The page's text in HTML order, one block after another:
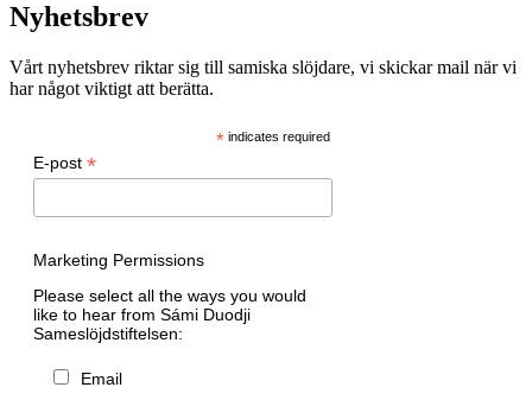
Nyhetsbrev
Vårt nyhetsbrev riktar sig till samiska slöjdare, vi skickar mail när vi
har något viktigt att berätta.
*indicates required
E-post *
Marketing Permissions
Please select all the ways you would
like to hear from Sámi Duodji
Sameslöjdstiftelsen:
Email